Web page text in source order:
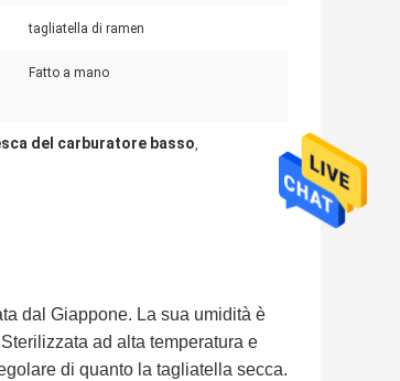
tagliatella di ramen
Fatto a mano
del carburatore basso,
dal Giappone. La sua umidità è
ad alta temperatura e
di quanto la tagliatella secca.